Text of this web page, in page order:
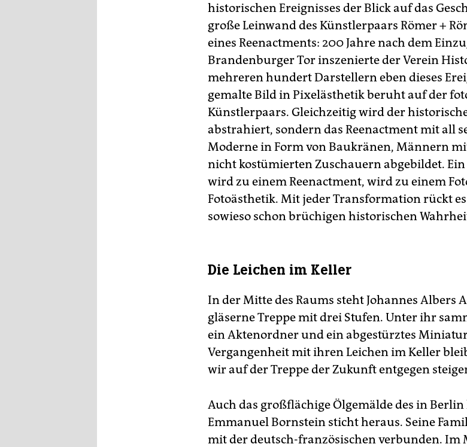
historischen Ereignisses der Blick auf das
große Leinwand des Künstlerpaars Römer +
eines Reenactments: 200 Jahre nach dem
Brandenburger Tor inszenierte der Verein
mehreren hundert Darstellern eben dieses
gemalte Bild in Pixelästhetik beruht auf der
Künstlerpaars. Gleichzeitig wird der
abstrahiert, sondern das Reenactment mit all
Moderne in Form von Baukränen, Männern
nicht kostümierten Zuschauern abgebildet.
wird zu einem Reenactment, wird zu einem
Fotoästhetik. Mit jeder Transformation rückt
sowieso schon brüchigen historischen
Die Leichen im Keller
In der Mitte des Raums steht Johannes Albers
gläserne Treppe mit drei Stufen. Unter ihr
ein Aktenordner und ein abgestürztes
Vergangenheit mit ihren Leichen im Keller
wir auf der Treppe der Zukunft entgegen
Auch das großflächige Ölgemälde des in
Emmanuel Bornstein sticht heraus. Seine
mit der deutsch-französischen verbunden. Im